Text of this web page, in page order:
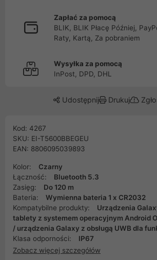
Zapłać za pomocą
BLIK, BLIK Płacę Później,
Raty, Kartą, Za pobraniem
Wysyłka za pomocą
InPost, DPD, DHL
Udostępnij Drukuj
Kod: 4267
SKU: EI-T5600BBEGEU
EAN: 8806095039893
Kolor:
Czarny
Łączność:
Bluetooth 5.3
Zasięg:
Do 120 m
Bateria:
Wymienna bateria 1 x CR2032
Kompatybilne produkty:
Urządzenia
tablety z systemem operacyjnym Android
/ urządzenia Galaxy z obsługą UWB dla
Klasa odporności:
IP67
Zobacz więcej szczegółów